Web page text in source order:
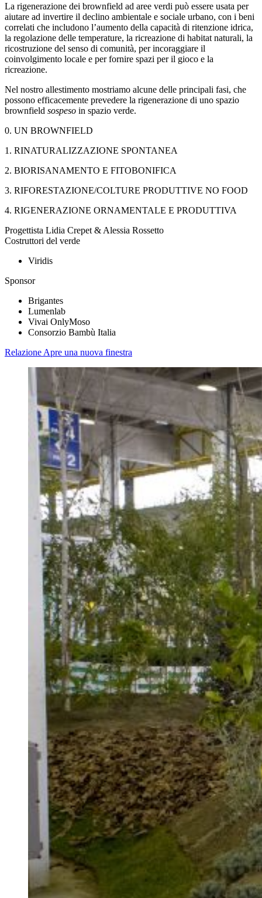
La rigenerazione dei brownfield ad aree verdi può essere usata per
aiutare ad invertire il declino ambientale e sociale urbano, con i beni
correlati che includono l’aumento della capacità di ritenzione idrica,
la regolazione delle temperature, la ricreazione di habitat naturali, la
ricostruzione del senso di comunità, per incoraggiare il
coinvolgimento locale e per fornire spazi per il gioco e la
ricreazione.
Nel nostro allestimento mostriamo alcune delle principali fasi, che
possono efficacemente prevedere la rigenerazione di uno spazio
brownfield sospeso in spazio verde.
0. UN BROWNFIELD
1. RINATURALIZZAZIONE SPONTANEA
2. BIORISANAMENTO E FITOBONIFICA
3. RIFORESTAZIONE/COLTURE PRODUTTIVE NO FOOD
4. RIGENERAZIONE ORNAMENTALE E PRODUTTIVA
Progettista Lidia Crepet & Alessia Rossetto
Costruttori del verde
Viridis
Sponsor
Brigantes
Lumenlab
Vivai OnlyMoso
Consorzio Bambù Italia
Relazione Apre una nuova finestra